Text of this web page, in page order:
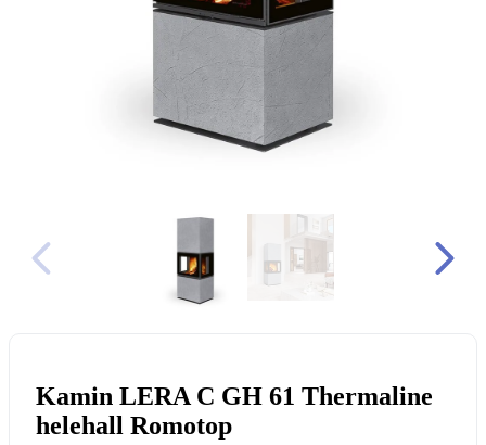
Kamin LERA C GH 61 Thermaline
helehall Romotop